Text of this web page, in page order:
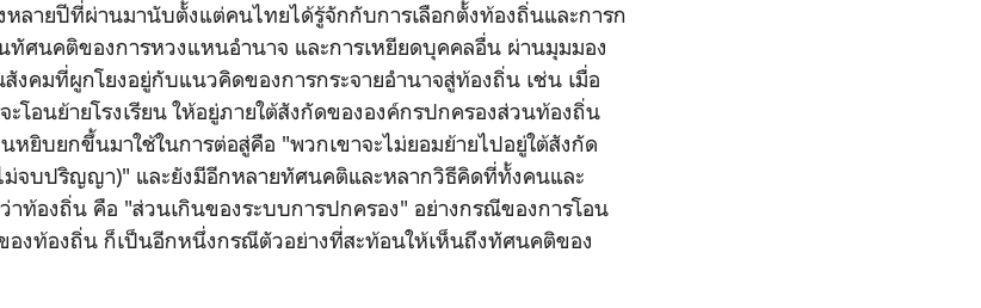
หลายปีที่ผ่านมานับตั้งแต่คนไทยได้รู้จักกับการเลือกตั้งท้องถิ่นและการก
นทัศนคติของการหวงแหนอำนาจ และการเหยียดบุคคลอื่น ผ่านมุมมอง
งคมที่ผูกโยงอยู่กับแนวคิดของการกระจายอำนาจสู่ท้องถิ่น เช่น เมื่อ
โอนย้ายโรงเรียน ให้อยู่ภายใต้สังกัดขององค์กรปกครองส่วนท้องถิ่น
หยิบยกขึ้นมาใช้ในการต่อสู่คือ "พวกเขาจะไม่ยอมย้ายไปอยู่ใต้สังกัด
จบปริญญา)" และยังมีอีกหลายทัศนคติและหลากวิธีคิดที่ทั้งคนและ
าท้องถิ่น คือ "ส่วนเกินของระบบการปกครอง" อย่างกรณีของการโอน
องท้องถิ่น ก็เป็นอีกหนึ่งกรณีตัวอย่างที่สะท้อนให้เห็นถึงทัศนคติของ